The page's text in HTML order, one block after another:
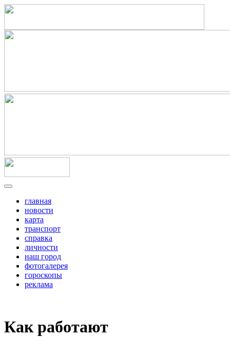
главная
новости
карта
транспорт
справка
личности
наш город
фотогалерея
гороскопы
реклама
Как работают